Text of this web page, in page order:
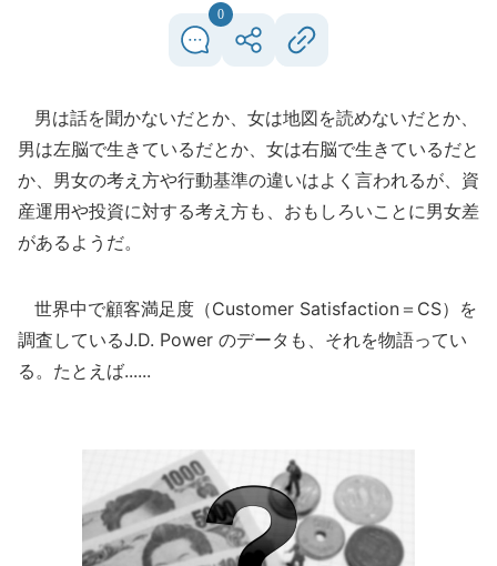
0
男は話を聞かないだとか、女は地図を読めないだとか、
男は左脳で生きているだとか、女は右脳で生きているだと
か、男女の考え方や行動基準の違いはよく言われるが、資
産運用や投資に対する考え方も、おもしろいことに男女差
があるようだ。
世界中で顧客満足度（Customer Satisfaction＝CS）を
調査しているJ.D. Power のデータも、それを物語ってい
る。たとえば......